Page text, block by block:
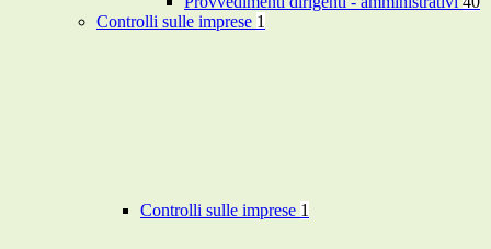
Controlli sulle imprese 1
Controlli sulle imprese 1